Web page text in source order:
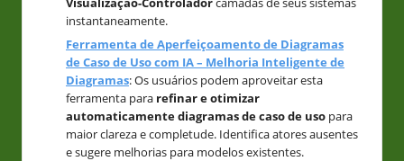
instantaneamente.
Ferramenta de Aperfeiçoamento de Diagramas
de Caso de Uso com IA – Melhoria Inteligente de
Diagramas: Os usuários podem aproveitar esta
ferramenta para refinar e otimizar
automaticamente diagramas de caso de uso para
maior clareza e completude. Identifica atores ausentes
e sugere melhorias para modelos existentes.